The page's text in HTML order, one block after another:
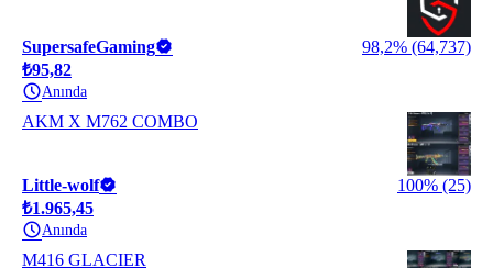
SupersafeGaming
98,2% (64,737)
₺95,82
Anında
AKM X M762 COMBO
Little-wolf
100% (25)
₺1.965,45
Anında
M416 GLACIER